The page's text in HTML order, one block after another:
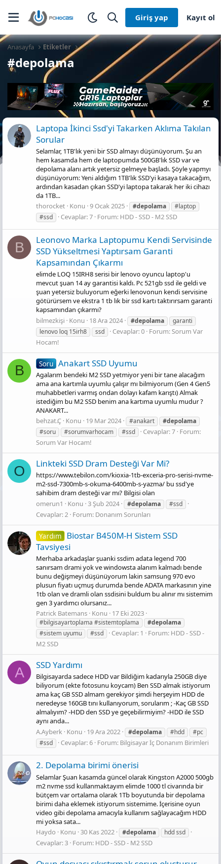
Giriş yap Kayıt ol
Anasayfa Etiketler
#depolama
Laptopa İkinci Ssd'yi Takarken Aklıma Takılan
Sorular
Selamlar, 1TB'lık yeni bir SSD almayı düşünüyorum. Şu an
hem kasamda hem de laptopumda 500GB'lık SSD var ve
depolama alanı artık yetersiz gelmeye başladı. Şöyle yapmyı
düşünüyorum: Yeni aldığım 1TB'lık SSD'yi kasaya takacağım,
ardından kasadan çıkan SSD'yi laptopa takarak her iki cihazı
da 1TB...
thorocket Konu 9 Ocak 2025 #depolama
#laptop
#ssd
Cevaplar: 7 Forum: HDD - SSD - M2 SSD
B
Leonovo Marka Laptopumu Kendi Servisinde
SSD Yükseltmesi Yaptırsam Garanti
Kapsamından Çıkarmı
elimde LOQ 15IRH8 serisi bir lenovo oyuncu laptop'u
mevcut şuan 14 ay garantisi kaldı. Pc 521gb ssd ile geldi ve
şuan yetersiz buluyorum eğerki lenovonun kendi servisine
götürürsem ve ekstra 1 tb lık bir ssd kartı taktırırsam garanti
kapsamından çıkarmı?
bilmezkişi Konu 18 Ara 2024 #depolama
garanti
lenovo loq 15irh8
ssd Cevaplar: 0 Forum:Sorum Var
Hocam!
B Soru Anakart SSD Uyumu
Agalarım bendeki M2 SSD yetmiyor yeni bir tane alacağım
ama ana kartımla uyumlu çalışır mı bilmiyorum (Gen 4 Gen5
muhabbetleri varmış ondan dolayı kafam karıştı) Almak
istediğim bu M2 SSD benim ana kartıma uyumlu mudur ?
ANAKART...
behzat.Ç Konu 19 Mar 2024 #anakart
#depolama
#soru
#sorumvarhocam #ssd Cevaplar: 7 Forum:
Sorum Var Hocam!
O Li̇nkteki̇ SSD Dram Desteği̇ Var Mi?
https://www.tebilon.com/kioxia-1tb-exceria-pro-serisi-nvme-
m2-ssd-7300mb-s-okuma-6400mb-s-yazma/ bu ssd'ye
sahibim dram desteği var mı? Bilgisi olan
omerun1
Konu 3 Şub 2024 #depolama #ssd
Cevaplar: 2 Forum: Donanım Sorunları
Yardım
Bi̇ostar B450M-H Si̇stem SSD
Tavsi̇yesi̇
Merhaba arkadaşlar şuanki ssdim adata legend 700
sanırsam drami yok ve windowsta alanım kalmadı bende
bunu değişmeyi düşünüyorum lakin samsung 970 evo
plusun fiyatı uçmuş durumda bende ADATA markasının yine
1tb olan ve dramli olan ssdisini buldum bu alınır mı sistemim
gen 3 yardımcı olursanız...
Patrick Batemans Konu 17 Eki 2023
#bilgisayartoplama #sistemtoplama
#depolama
#sistem uyumu
#ssd Cevaplar: 1 Forum: HDD - SSD -
M2 SSD
A SSD Yardımı
Bilgisayarda sadece HDD var Bildiğim kadarıyla 250GB diye
biliyorum (ekte fotosunu koycam) Ben SSD almak istiyorum
ama kaç GB SSD almam gerekiyor şimdi herşeyim HDD de
neredeyse 160GB tını kullanıyorum, sorularım ; -Kaç GB SSD
almalıyım? -HDD den SSD ye geçebilirmiyim? -HDD ile SSD
aynı anda...
A.Ayberk Konu 19 Ara 2022 #depolama #hdd
#pc
#ssd
Cevaplar: 6 Forum: Bilgisayar İç Donanım Birimleri
2. Depolama birimi önerisi
Selamlar Şuan kasamda güncel olarak Kingston A2000 500gb
m2 nvme ssd kullanmaktayım elimde 1000 tl civarında bir
bütçem var ortalama olarak 1Tb boyutunda bir depolama
birimi daha eklemek istiyorum sistemime. İçerisine oyun
video gibi depolama amacıyla kullanım sağlayacağım HDD
mi yoksa sata...
Haydo
Konu 30 Kas 2022 #depolama hdd ssd
Cevaplar: 3 Forum: HDD - SSD - M2 SSD